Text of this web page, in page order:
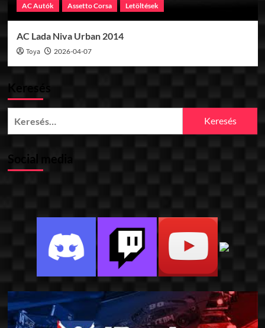
AC Autók Assetto Corsa Letöltések
AC Lada Niva Urban 2014
Toya 2026-04-07
Keresés
Social media